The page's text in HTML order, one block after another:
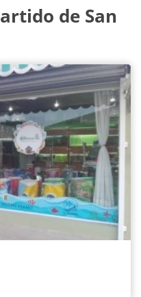
de San